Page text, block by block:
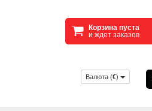
Корзина пуста
и ждет заказов
Валюта (€)